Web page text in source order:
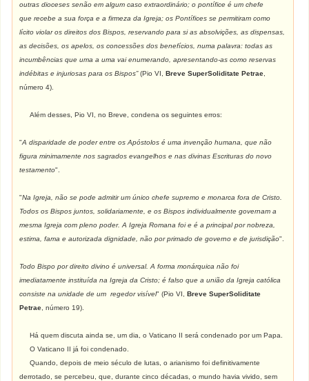
outras dioceses senão em algum caso extraordinário; o pontífice é um chefe
que recebe a sua força e a firmeza da Igreja; os Pontífices se permitiram como
lícito violar os direitos dos Bispos, reservando para si as absolvições, as dispensas,
as decisões, os apelos, os concessões dos benefícios, numa palavra: todas as
incumbências que uma a uma vai enumerando, apresentando-as como reservas
indébitas e injuriosas para os Bispos”(Pio VI,Breve SuperSoliditate Petrae
número 4).
Além desses, Pio VI, no Breve, condena os seguintes erros:
"A disparidade de poder entre os Apóstolos é uma invenção humana, que não
figura minimamente nos sagrados evangelhos e nas divinas Escrituras do novo
testamento".
"Na Igreja, não se pode admitir um único chefe supremo e monarca fora de Cristo.
Todos os Bispos juntos, solidariamente, e os Bispos individualmente governam a
mesma Igreja com pleno poder. A Igreja Romana foi e é a principal por nobreza,
estima, fama e autorizada dignidade, não por primado de governo e de jurisdição".
Todo Bispo por direito divino é universal. A forma monárquica não foi
imediatamente instituída na Igreja da Cristo; é falso que a união da Igreja católica
consiste na unidade de um regedor visível" (Pio VI,Breve SuperSoliditate
Petrae , número 19).
Há quem discuta ainda se, um dia, o Vaticano II será condenado por um Papa.
O Vaticano II já foi condenado.
Quando, depois de meio século de lutas, o arianismo foi definitivamente
derrotado, se percebeu, que, durante cinco décadas, o mundo havia vivido, sem